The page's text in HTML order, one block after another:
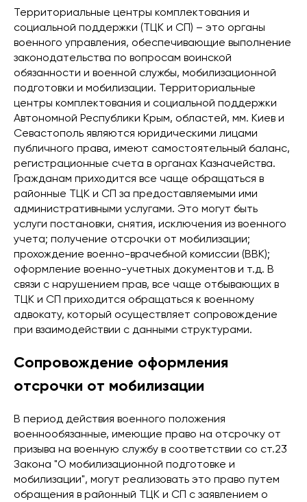
Территориальные центры комплектования и
социальной поддержки (ТЦК и СП) – это органы
военного управления, обеспечивающие выполнение
законодательства по вопросам воинской
обязанности и военной службы, мобилизационной
подготовки и мобилизации. Территориальные
центры комплектования и социальной поддержки
Автономной Республики Крым, областей, мм. Киев и
Севастополь являются юридическими лицами
публичного права, имеют самостоятельный баланс,
регистрационные счета в органах Казначейства.
Гражданам приходится все чаще обращаться в
районные ТЦК и СП за предоставляемыми ими
административными услугами. Это могут быть
услуги постановки, снятия, исключения из военного
учета; получение отсрочки от мобилизации;
прохождение военно-врачебной комиссии (ВВК);
оформление военно-учетных документов и т.д. В
связи с нарушением прав, все чаще отбывающих в
ТЦК и СП приходится обращаться к военному
адвокату, который осуществляет сопровождение
при взаимодействии с данными структурами.
Сопровождение оформления
отсрочки от мобилизации
В период действия военного положения
военнообязанные, имеющие право на отсрочку от
призыва на военную службу в соответствии со ст.23
Закона "О мобилизационной подготовке и
мобилизации", могут реализовать это право путем
обращения в районный ТЦК и СП с заявлением о